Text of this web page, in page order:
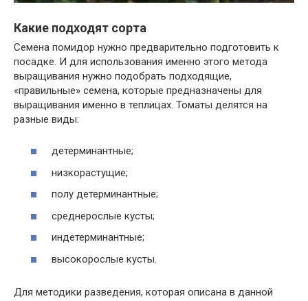
Какие подходят сорта
Семена помидор нужно предварительно подготовить к
посадке. И для использования именно этого метода
выращивания нужно подобрать подходящие,
«правильные» семена, которые предназначены для
выращивания именно в теплицах. Томаты делятся на
разные виды:
детерминантные;
низкорастущие;
полу детерминантные;
среднерослые кусты;
индетерминантные;
высокорослые кусты.
Для методики разведения, которая описана в данной